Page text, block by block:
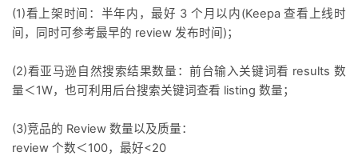
(1)看上架时间：半年内，最好 3 个月以内(Keepa 查看上线时
间，同时可参考最早的 review 发布时间)；
(2)看亚马逊自然搜索结果数量：前台输入关键词看 results 数
量＜1W，也可利用后台搜索关键词查看 listing 数量；
(3)竞品的 Review 数量以及质量：
review 个数＜100，最好<20